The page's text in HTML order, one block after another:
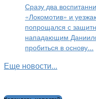
Сразу два
«Локомотив» и
попрощался с
нападающим
пробиться в основу...
Еще новости...